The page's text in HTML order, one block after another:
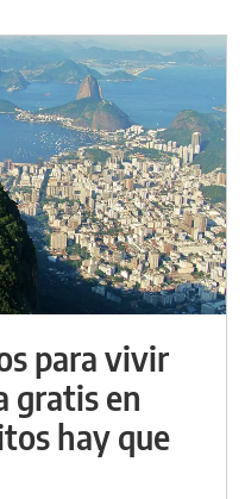
para vivir
gratis en
hay que